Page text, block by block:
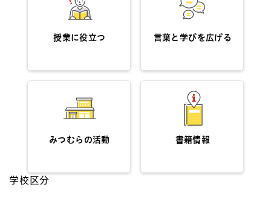
授業に役立つ 言葉と学びを広げる
みつむらの活動 書籍情報
学校区分